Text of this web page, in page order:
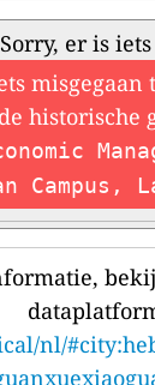
er is
historische
Campus,
nl/